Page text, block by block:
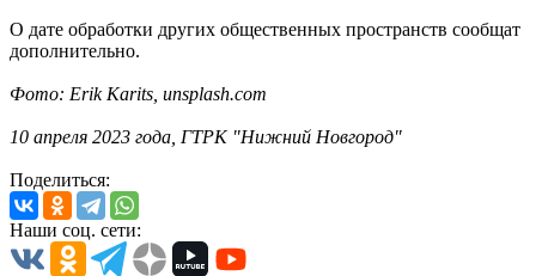
О дате обработки других общественных пространств сообщат
дополнительно.
Фото: Erik Karits unsplash.com
10 апреля 2023 года, ГТРК "Нижний Новгород"
Поделиться:
Наши соц. сети: